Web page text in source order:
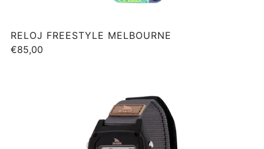
RELOJ FREESTYLE MELBOURNE
€85,00